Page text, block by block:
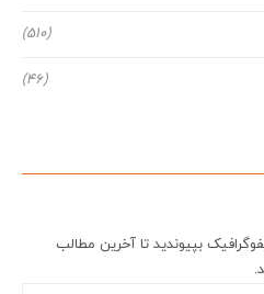
(510)
(46)
بپیوندید تا آخرین مطالب